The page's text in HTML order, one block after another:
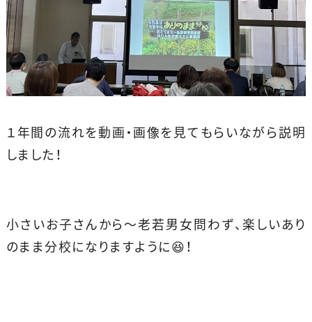
１年間の流れを動画・画像を見てもらいながら説明
しました！
小さいお子さんから〜老若男女問わず、楽しいあり
のまま分校になりますように😆！